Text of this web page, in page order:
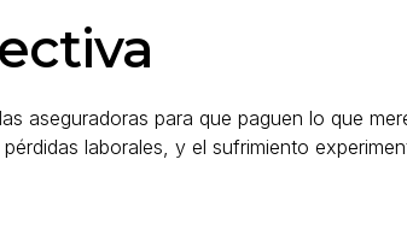
aseguradoras para que paguen lo que
laborales, y el sufrimiento